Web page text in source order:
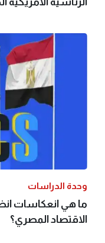
وحدة الدراسات
ما هي انعكاسات
الاقتصاد المصري؟